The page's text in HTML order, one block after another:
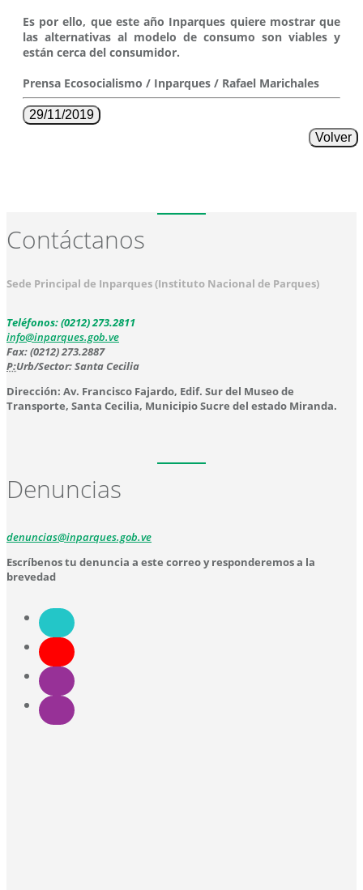
Es por ello, que este año Inparques quiere mostrar que
las alternativas al modelo de consumo son viables y
están cerca del consumidor.
Prensa Ecosocialismo / Inparques / Rafael Marichales
29/11/2019
Volver
Contáctanos
Sede Principal de Inparques (Instituto Nacional de Parques)
Teléfonos: (0212) 273.2811
info@inparques.gob.ve
Fax: (0212) 273.2887
P:Urb/Sector: Santa Cecilia
Dirección: Av. Francisco Fajardo, Edif. Sur del Museo de
Transporte, Santa Cecilia, Municipio Sucre del estado Miranda.
Denuncias
denuncias@inparques.gob.ve
Escríbenos tu denuncia a este correo y responderemos a la
brevedad